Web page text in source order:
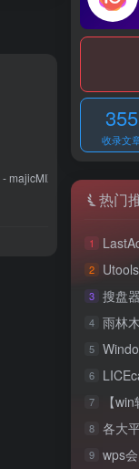
- majicMIX realistic 麦橘写
355
收录文
热门
1
2
3 搜盘
4 雨林
5
6
7 【
8 各大
9 wps